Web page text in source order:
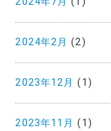
2024年2月 (2)
2023年12月 (1)
2023年11月 (1)